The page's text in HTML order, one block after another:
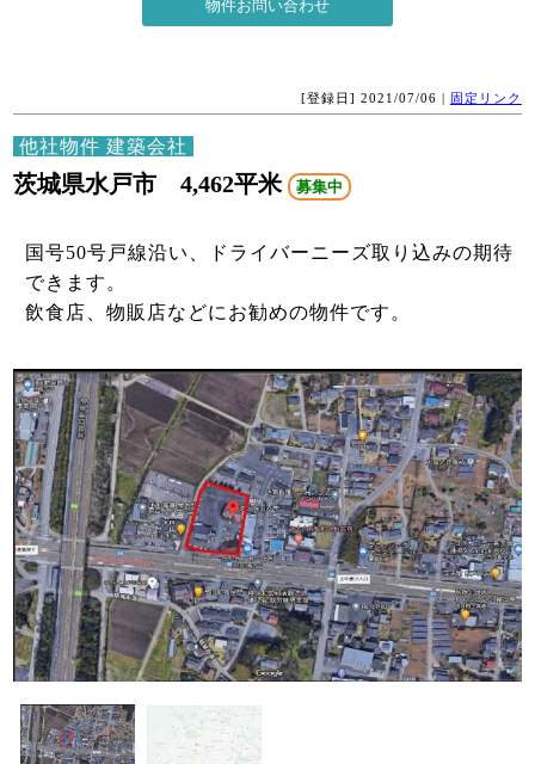
[登録日] 2021/07/06 | 固定リンク
他社物件 建築会社
茨城県水戸市 4,462平米 募集中
国号50号戸線沿い、ドライバーニーズ取り込みの期待
できます。
飲食店、物販店などにお勧めの物件です。